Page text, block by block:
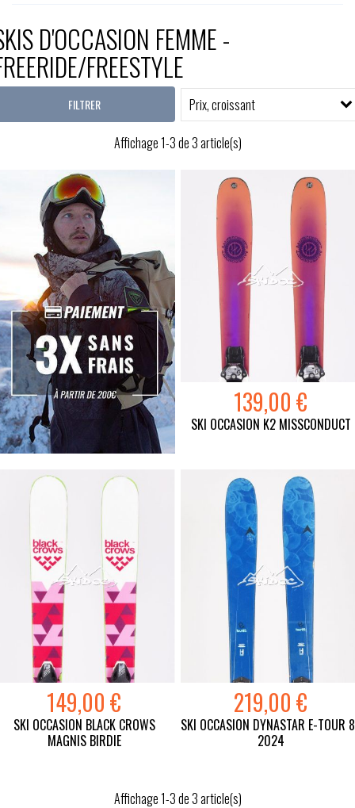
D'OCCASION FEMME -
FREESTYLE
FILTRER Prix, croissant
Affichage 1-3 de 3 article(s)
139,00 €
SKI OCCASION K2 MISSCONDUCT
149,00 €
SKI OCCASION BLACK CROWS
MAGNIS BIRDIE
219,00 €
SKI OCCASION DYNASTAR E-TOUR
2024
Affichage 1-3 de 3 article(s)